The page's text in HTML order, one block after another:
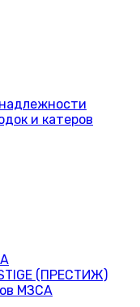
и катеров
(ПРЕСТИЖ)
МЗСА